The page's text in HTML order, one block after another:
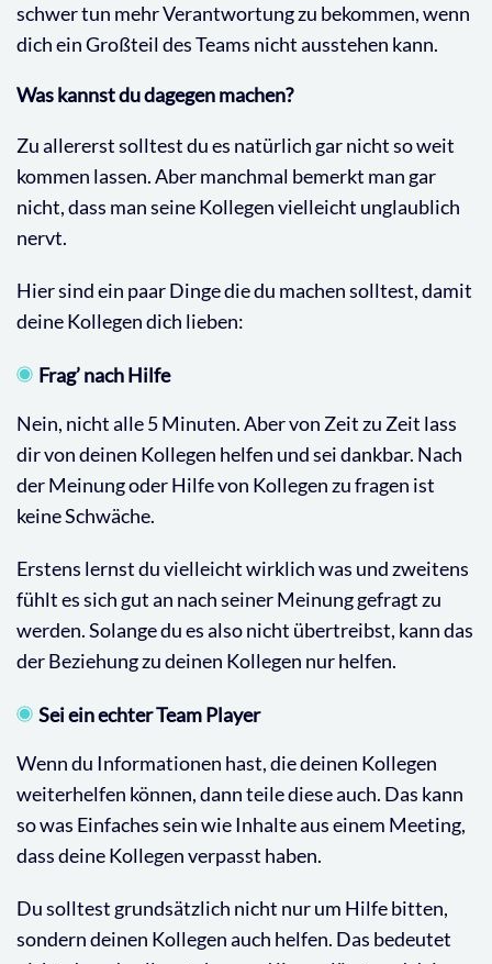
schwer tun mehr Verantwortung zu bekommen, wenn
dich ein Großteil des Teams nicht ausstehen kann.
Was kannst du dagegen machen?
Zu allererst solltest du es natürlich gar nicht so weit
kommen lassen. Aber manchmal bemerkt man gar
nicht, dass man seine Kollegen vielleicht unglaublich
nervt.
Hier sind ein paar Dinge die du machen solltest, damit
deine Kollegen dich lieben:
Frag’ nach Hilfe
Nein, nicht alle 5 Minuten. Aber von Zeit zu Zeit lass
dir von deinen Kollegen helfen und sei dankbar. Nach
der Meinung oder Hilfe von Kollegen zu fragen ist
keine Schwäche.
Erstens lernst du vielleicht wirklich was und zweitens
fühlt es sich gut an nach seiner Meinung gefragt zu
werden. Solange du es also nicht übertreibst, kann das
der Beziehung zu deinen Kollegen nur helfen.
Sei ein echter Team Player
Wenn du Informationen hast, die deinen Kollegen
weiterhelfen können, dann teile diese auch. Das kann
so was Einfaches sein wie Inhalte aus einem Meeting,
dass deine Kollegen verpasst haben.
Du solltest grundsätzlich nicht nur um Hilfe bitten,
sondern deinen Kollegen auch helfen. Das bedeutet